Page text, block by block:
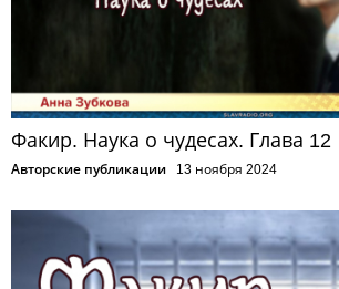
Факир. Наука о чудесах. Глава 12
Авторские публикации 13 ноября 2024